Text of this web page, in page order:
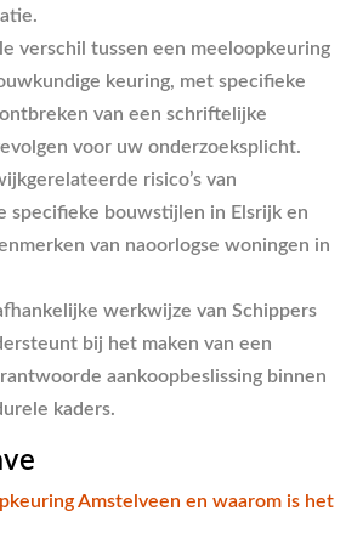
verschil tussen een meeloopkeuring
keuring, met specifieke
van een schriftelijke
voor uw onderzoeksplicht.
risico’s van
specifieke bouwstijlen in Elsrijk en
van naoorlogse woningen in
werkwijze van Schippers
bij het maken van een
aankoopbeslissing binnen
kaders.
Amstelveen en waarom is het